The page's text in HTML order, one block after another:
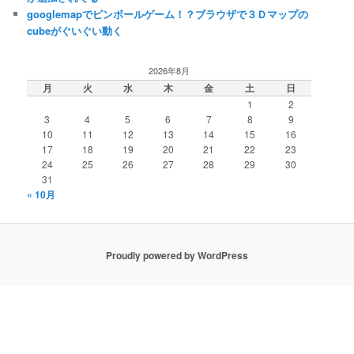
googlemapでピンボールゲーム！？ブラウザで３Ｄマップの
cubeがぐいぐい動く
2026年8月
月 火 水 木 金 土 日
1
2
3
4 5 6 7 8
9
10
11 12 13 14 15
16
17
18 19 20 21 22
23
24
25 26 27 28 29
30
31
« 10月
Proudly powered by WordPress